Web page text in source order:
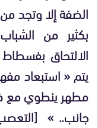
الضفة إلا وتجد
بكثير من
الالتحاق
مطهر ينطوي مع